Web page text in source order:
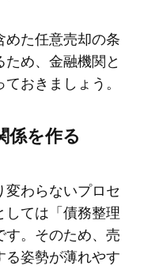
た任意売却の条
め、金融機関と
おきましょう。
係を作る
わらないプロセ
しては「債務整理
。そのため、売
姿勢が薄れやす